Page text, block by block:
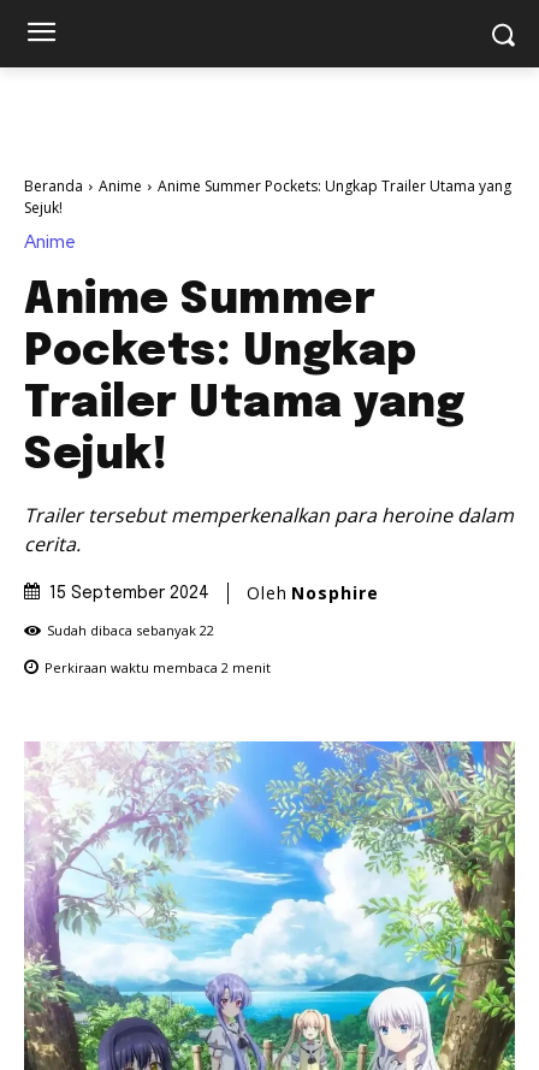
Beranda Anime
Anime Summer Pockets: Ungkap Trailer Utama yang
Sejuk!
Anime
Anime Summer
Pockets: Ungkap
Trailer Utama yang
Sejuk!
Trailer tersebut memperkenalkan para heroine dalam
cerita.
15 September 2024 Oleh Nosphire
Sudah dibaca sebanyak 22
Perkiraan waktu membaca 2 menit